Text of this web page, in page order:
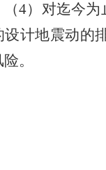
（4）对迄今
设计地震动的
。